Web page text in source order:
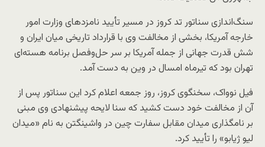
سنگ‌اندازی سناتور تد کروز در مسیر تأیید نامزدهای وزارت امور
خارجه آمریکا، بخشی از مخالفت وی با قرارداد تاریخی میان ایران و
شش قدرت جهانی از جمله آمریکا بر سر حل‌وفصل برنامه هسته‌ای
تهران بود که تیرماه امسال در وین به دست آمد.
فیل نوواک، سخنگوی کروز، روز جمعه اعلام کرد این سناتور پس از
آن از مخالفت خود دست کشید که سنا لایحه پیشنهادی وی مبنی
بر نامگذاری میدان مقابل سفارت چین در واشینگتن به نام «میدان
لیو ژیابو» را تأیید کرد.